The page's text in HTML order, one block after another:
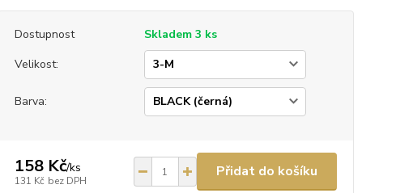
Dostupnost
Skladem 3 ks
Velikost:
Barva:
158 Kč/ks
131 Kč bez DPH
Přidat do košíku